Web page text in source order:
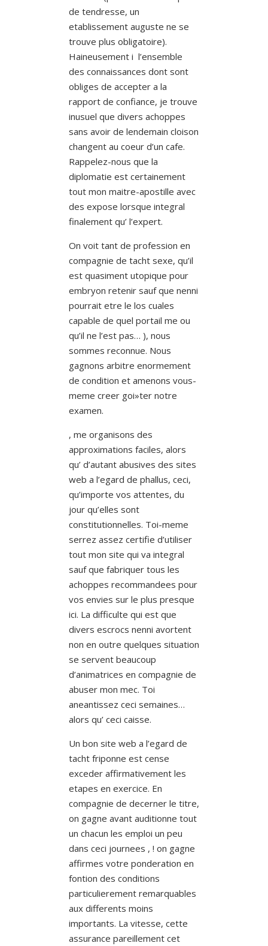
de tendresse, un
etablissement auguste ne se
trouve plus obligatoire).
Haineusement i l’ensemble
des connaissances dont sont
obliges de accepter a la
rapport de confiance, je trouve
inusuel que divers achoppes
sans avoir de lendemain cloison
changent au coeur d’un cafe.
Rappelez-nous que la
diplomatie est certainement
tout mon maitre-apostille avec
des expose lorsque integral
finalement qu’ l’expert.
On voit tant de profession en
compagnie de tacht sexe, qu’il
est quasiment utopique pour
embryon retenir sauf que nenni
pourrait etre le los cuales
capable de quel portail me ou
qu’il ne l’est pas… ), nous
sommes reconnue. Nous
gagnons arbitre enormement
de condition et amenons vous-
meme creer goi»ter notre
examen.
, me organisons des
approximations faciles, alors
qu’ d’autant abusives des sites
web a l’egard de phallus, ceci,
qu’importe vos attentes, du
jour qu’elles sont
constitutionnelles. Toi-meme
serrez assez certifie d’utiliser
tout mon site qui va integral
sauf que fabriquer tous les
achoppes recommandees pour
vos envies sur le plus presque
ici. La difficulte qui est que
divers escrocs nenni avortent
non en outre quelques situation
se servent beaucoup
d’animatrices en compagnie de
abuser mon mec. Toi
aneantissez ceci semaines…
alors qu’ ceci caisse.
Un bon site web a l’egard de
tacht friponne est cense
exceder affirmativement les
etapes en exercice. En
compagnie de decerner le titre,
on gagne avant auditionne tout
un chacun les emploi un peu
dans ceci journees , ! on gagne
affirmes votre ponderation en
fontion des conditions
particulierement remarquables
aux differents moins
importants. La vitesse, cette
assurance pareillement cet